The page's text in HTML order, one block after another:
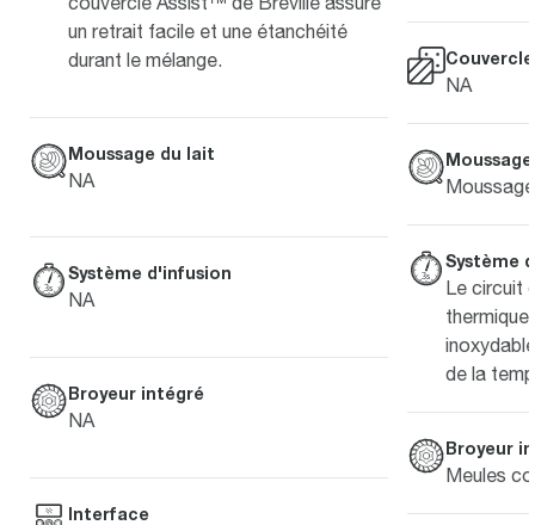
un retrait facile et une étanchéité
durant le mélange.
Moussage du lait
NA
Système d'infusion
NA
Broyeur intégré
NA
Interface
NA
Système
Le circuit
thermique
de la
Broyeur
Meules